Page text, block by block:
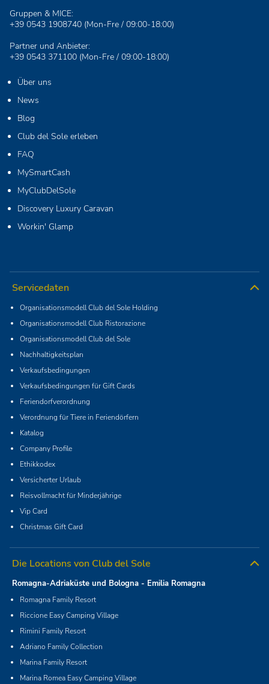
Gruppen & MICE:
+39 0543 1908740 (Mon-Fre / 09:00-18:00)
Partner und Anbieter:
+39 0543 371100 (Mon-Fre / 09:00-18:00)
Über uns
News
Blog
Club del Sole erleben
FAQ
MySmartCash
MyClubDelSole
Discovery Luxury Caravan
Workin' Glamp
Servicedaten
Organisationsmodell Club del Sole Holding
Organisationsmodell Club Ristorazione
Organisationsmodell Club del Sole
Nachhaltigkeitsplan
Verkaufsbedingungen
Verkaufsbedingungen für Gift Cards
Feriendorfverordnung
Verordnung für Tiere in Feriendörfern
Katalog
Company Profile
Ethikkodex
Versicherter Urlaub
Reisvollmacht für Minderjährige
Vip Card
Christmas Gift Card
Die Locations von Club del Sole
Romagna-Adriaküste und Bologna - Emilia Romagna
Romagna Family Resort
Riccione Easy Camping Village
Rimini Family Resort
Adriano Family Collection
Marina Family Resort
Marina Romea Easy Camping Village